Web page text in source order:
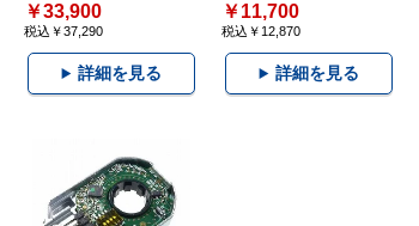
￥33,900
税込￥37,290
詳細を見る
￥11,700
税込￥12,870
詳細を見る